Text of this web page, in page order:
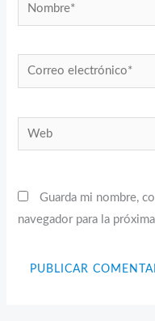
Correo
electrónico*
Web
Guarda mi nombre,
navegador para la